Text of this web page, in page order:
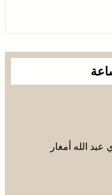
الله أمغار